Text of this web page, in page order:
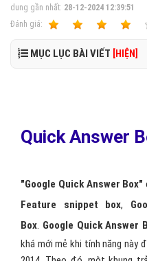
dung gần nhất: 28-12-2024 12:39:51
Ðánh giá:
MỤC LỤC BÀI VIẾT [HIỆN]
Quick Answer
"Google Quick Answer Box"
Feature snippet box,
Box. Google Quick Answer
khá mới mẻ khi tính năng này